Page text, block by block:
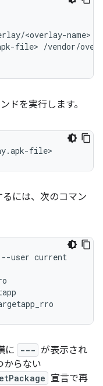
<overlay-name>
file> /vendor/
ドを実行します。
file>
には、次のコマン
--user
に --- が表示され
からない
宣言で再